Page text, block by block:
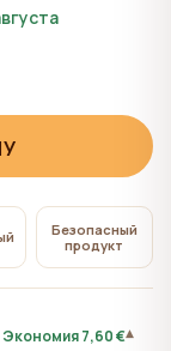
Безопасный
продукт
Экономия7,60 €▾
файлы